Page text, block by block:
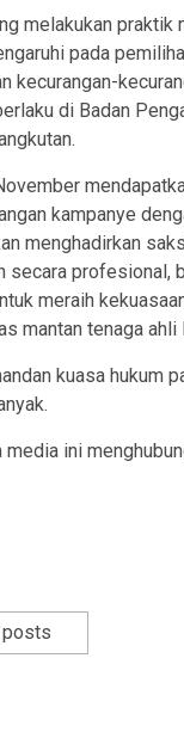
melakukan
pada
kecurangan-
di Badan
kampanye
menghadirkan
secara profesional,
meraih
mantan tenaga ahli
kuasa hukum
ini
posts